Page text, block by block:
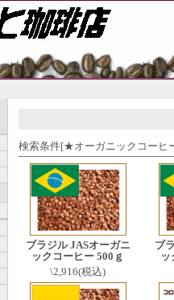
検索条件[★オーガニックコーヒ
ブラジル JASオーガニ
ックコーヒー 500ｇ
\2,916(税込)
ブ
ッ